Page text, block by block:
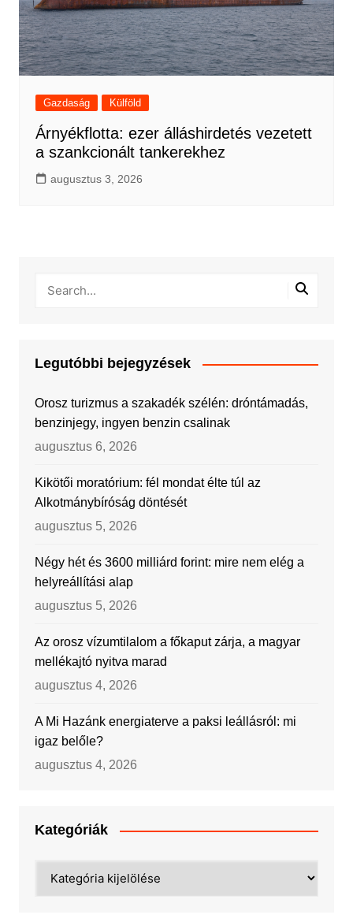
Gazdaság Külföld
Árnyékflotta: ezer álláshirdetés vezetett
a szankcionált tankerekhez
augusztus 3, 2026
Legutóbbi bejegyzések
Orosz turizmus a szakadék szélén: dróntámadás,
benzinjegy, ingyen benzin csalinak
augusztus 6, 2026
Kikötői moratórium: fél mondat élte túl az
Alkotmánybíróság döntését
augusztus 5, 2026
Négy hét és 3600 milliárd forint: mire nem elég a
helyreállítási alap
augusztus 5, 2026
Az orosz vízumtilalom a főkaput zárja, a magyar
mellékajtó nyitva marad
augusztus 4, 2026
A Mi Hazánk energiaterve a paksi leállásról: mi
igaz belőle?
augusztus 4, 2026
Kategóriák